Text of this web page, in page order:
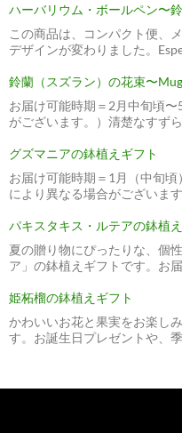
ハーバリウム・ボールペン〜
この商品は、コンパクト便、
デザインが変わりました。
鈴蘭（スズラン）の花束〜
お届け可能時期＝2月中旬頃
がございます。）清楚なすず
グズマニアの鉢植えギフト
お届け可能時期＝1月（中旬
により異なる場合がござい
パキスタキス・ルテアの鉢植
夏の贈り物にぴったりな、個
ア」の鉢植えギフトです。お
姫柘榴の鉢植えギフト
かわいいお花と果実をお楽し
す。お誕生日プレゼントや、